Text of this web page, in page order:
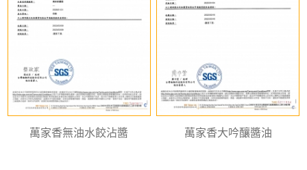
萬家香無油水餃沾醬 萬家香大吟釀醬油